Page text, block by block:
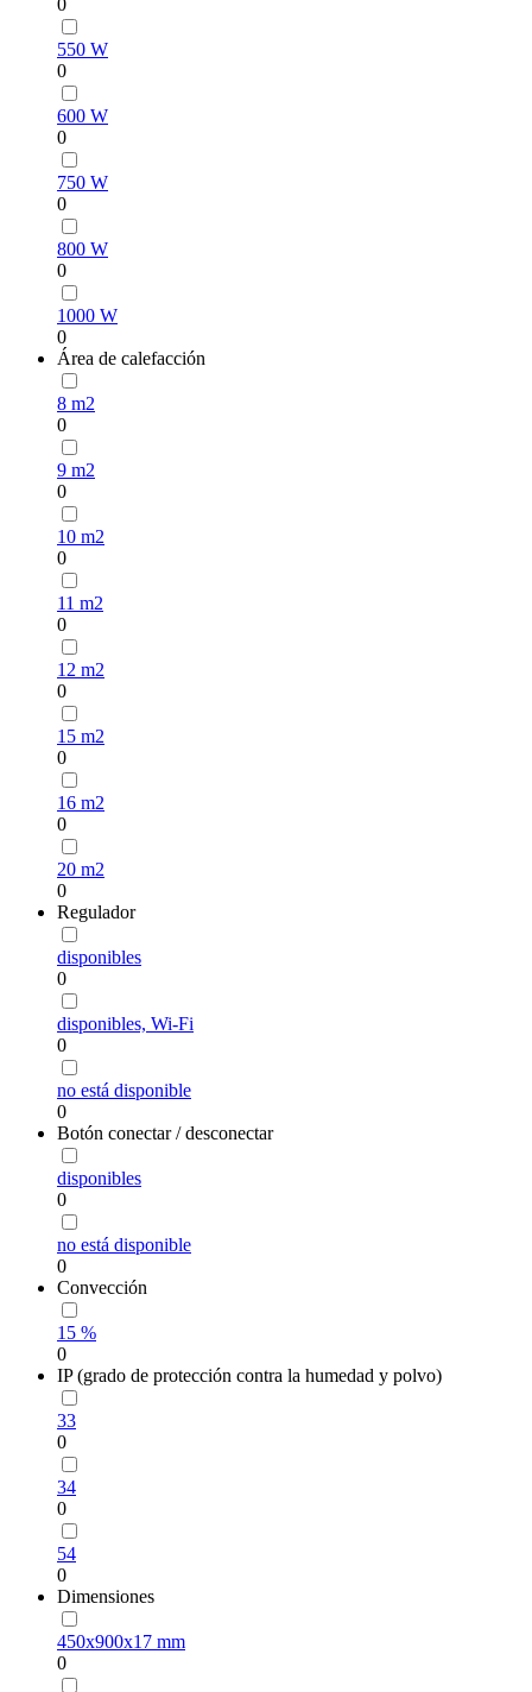
0
550 W
0
600 W
0
750 W
0
800 W
0
1000 W
0
Área de calefacción
8 m2
0
9 m2
0
10 m2
0
11 m2
0
12 m2
0
15 m2
0
16 m2
0
20 m2
0
Regulador
disponibles
0
disponibles, Wi-Fi
0
no está disponible
0
Botón conectar / desconectar
disponibles
0
no está disponible
0
Convección
15 %
0
IP (grado de protección contra la humedad y polvo)
33
0
34
0
54
0
Dimensiones
450х900х17 mm
0